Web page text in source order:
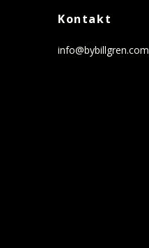
Kontakt
info@bybillgren.com